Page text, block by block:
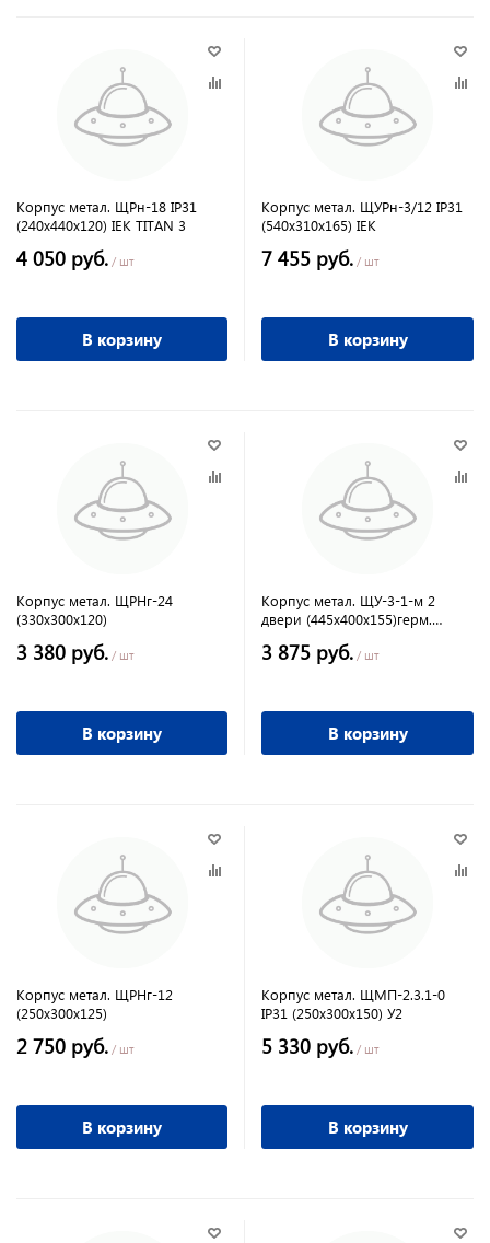
Корпус метал. ЩРн-18 IP31
(240х440х120) IEK TITAN 3
4 050 руб. / шт
В корзину
Корпус метал. ЩУРн-3/12 IP31
(540х310х165) IEK
7 455 руб. / шт
В корзину
Корпус метал. ЩРНг-24
(330х300х120)
3 380 руб. / шт
В корзину
Корпус метал. ЩУ-3-1-м 2
двери (445х400х155)герм.
3 875 руб. / шт
В корзину
Корпус метал. ЩРНг-12
(250х300х125)
2 750 руб. / шт
В корзину
Корпус метал. ЩМП-2.3.1-0
IP31 (250х300х150) У2
5 330 руб. / шт
В корзину